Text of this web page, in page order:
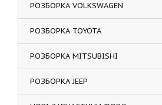
РОЗБОРКА VOLKSWAGEN
РОЗБОРКА TOYOTA
РОЗБОРКА MITSUBISHI
РОЗБОРКА JEEP